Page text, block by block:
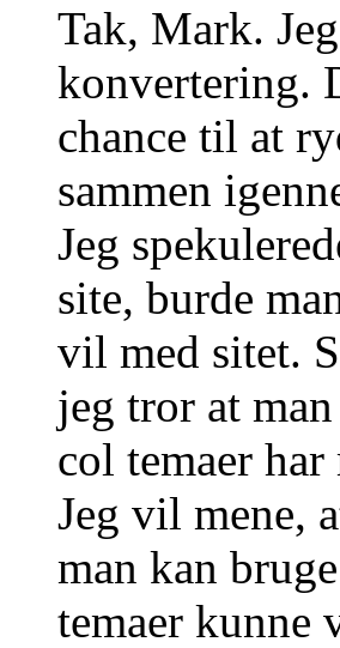
Tak, Mark.
konvertering.
chance til at
sammen
Jeg
site, burde
vil med sitet.
jeg tror at
col temaer
Jeg vil mene,
man kan
temaer kunne